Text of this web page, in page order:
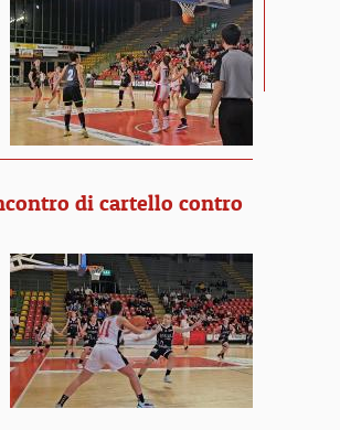
di cartello contro